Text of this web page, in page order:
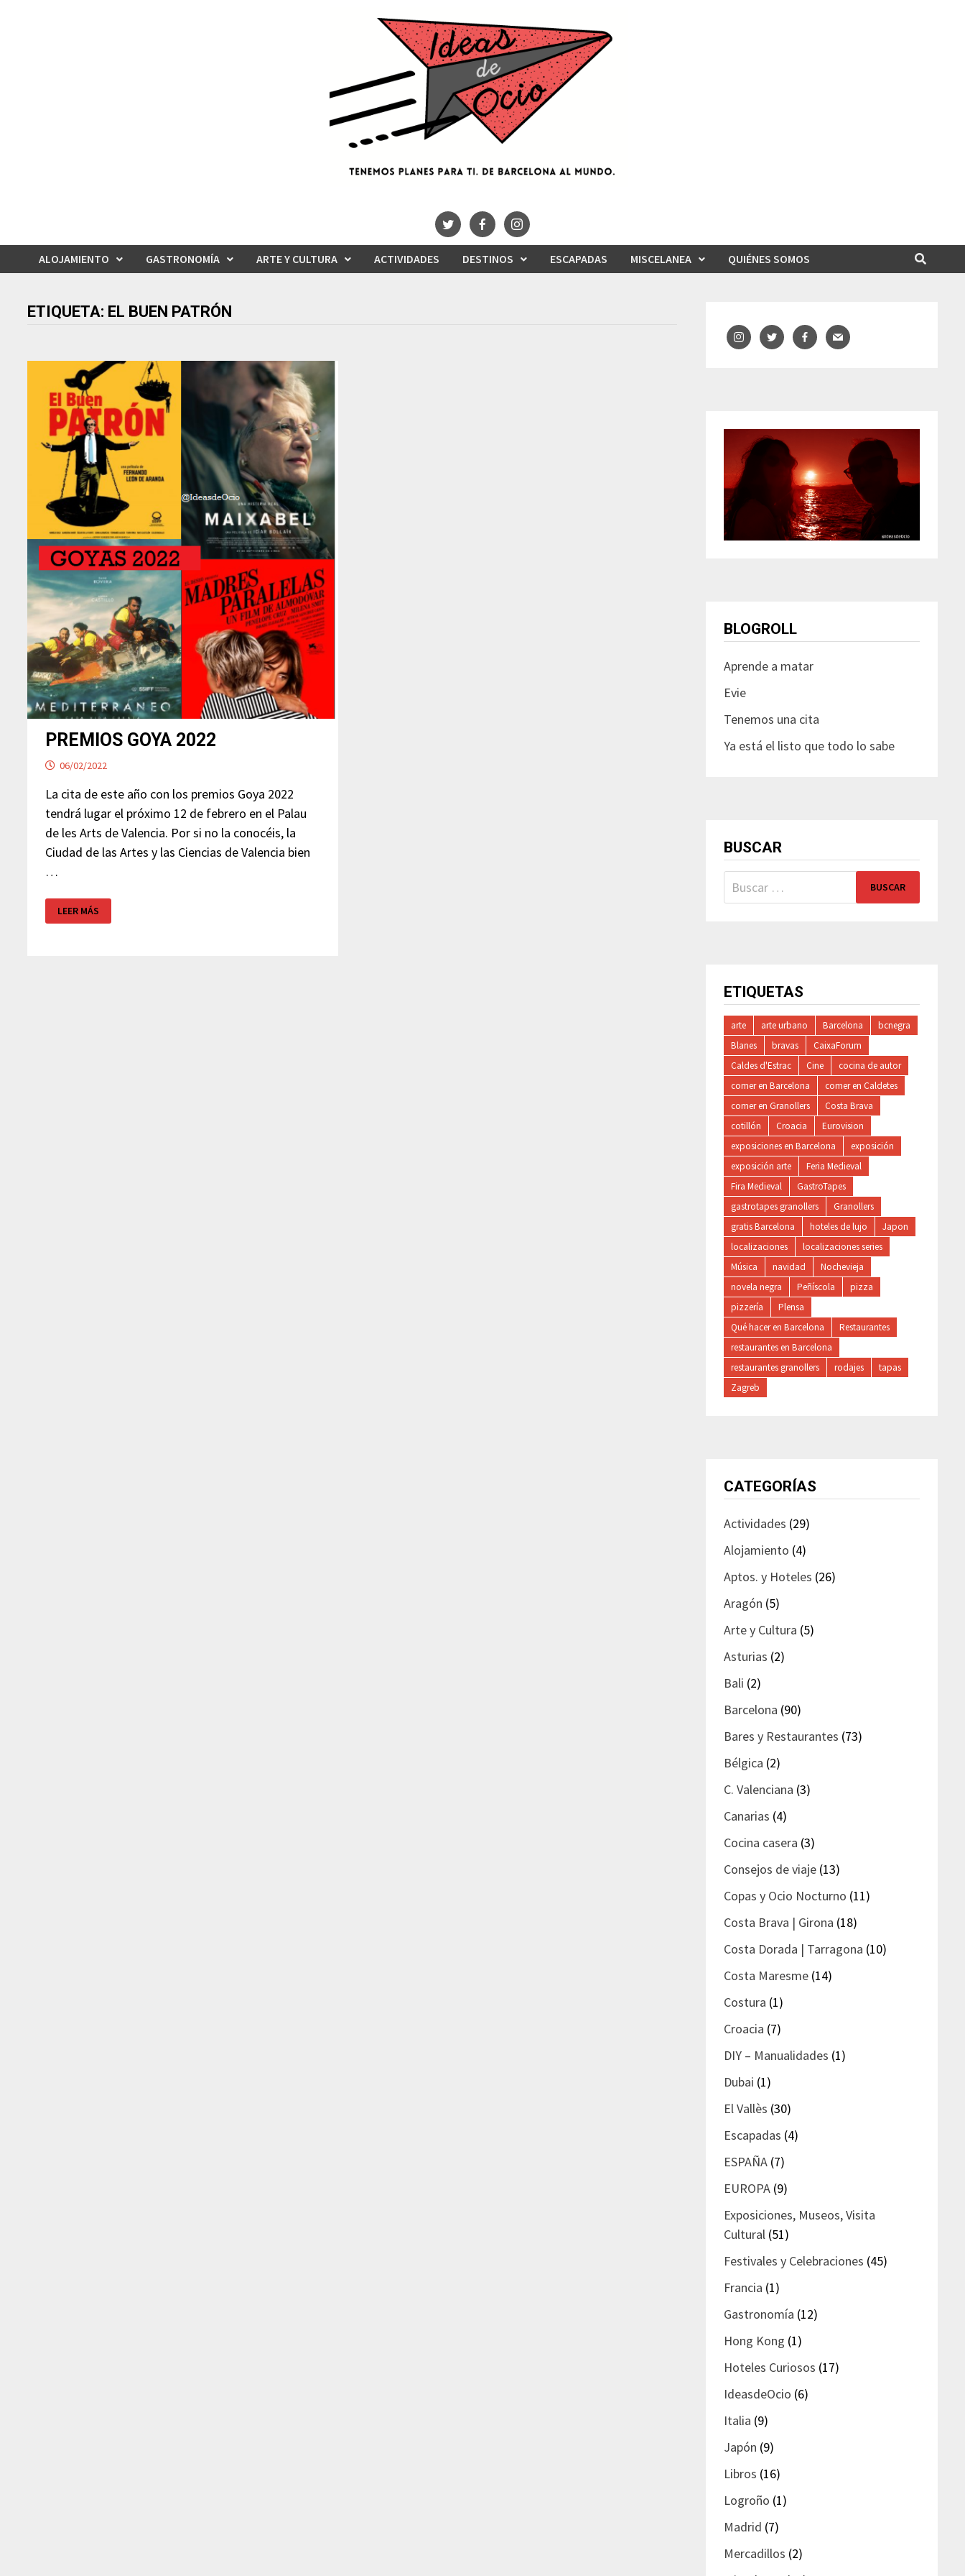
ALOJAMIENTO GASTRONOMÍA ARTE Y CULTURA ACTIVIDADES DESTINOS ESCAPADAS MISCELANEA QUIÉNES SOMOS
ETIQUETA: EL BUEN PATRÓN
PREMIOS GOYA 2022
06/02/2022
La cita de este año con los premios Goya 2022
tendrá lugar el próximo 12 de febrero en el Palau
de les Arts de Valencia. Por si no la conocéis, la
Ciudad de las Artes y las Ciencias de Valencia bien
…
PREMIOS
GOYA
2022
LEER MÁS
BLOGROLL
Aprende a matar
Evie
Tenemos una cita
Ya está el listo que todo lo sabe
BUSCAR
Buscar:
ETIQUETAS
arte arte urbano Barcelona
bcnegra
Blanes
bravas
CaixaForum
Caldes d'Estrac
Cine
cocina de autor
comer en Barcelona
comer en Caldetes
comer en Granollers
Costa Brava
cotillón
Croacia
Eurovision
exposiciones en Barcelona
exposición
exposición arte
Feria Medieval
Fira Medieval
GastroTapes
gastrotapes granollers
Granollers
gratis Barcelona
hoteles de lujo
Japon
localizaciones
localizaciones series
Música
navidad
Nochevieja
novela negra
Peñíscola
pizza
pizzería
Plensa
Qué hacer en Barcelona
Restaurantes
restaurantes en Barcelona
restaurantes granollers
rodajes
tapas
Zagreb
CATEGORÍAS
Actividades (29)
Alojamiento (4)
Aptos. y Hoteles (26)
Aragón (5)
Arte y Cultura (5)
Asturias (2)
Bali (2)
Barcelona (90)
Bares y Restaurantes (73)
Bélgica (2)
C. Valenciana (3)
Canarias (4)
Cocina casera (3)
Consejos de viaje (13)
Copas y Ocio Nocturno (11)
Costa Brava | Girona (18)
Costa Dorada | Tarragona (10)
Costa Maresme (14)
Costura (1)
Croacia (7)
DIY – Manualidades (1)
Dubai (1)
El Vallès (30)
Escapadas (4)
ESPAÑA (7)
EUROPA (9)
Exposiciones, Museos, Visita
Cultural (51)
Festivales y Celebraciones (45)
Francia (1)
Gastronomía (12)
Hong Kong (1)
Hoteles Curiosos (17)
IdeasdeOcio (6)
Italia (9)
Japón (9)
Libros (16)
Logroño (1)
Madrid (7)
Mercadillos (2)